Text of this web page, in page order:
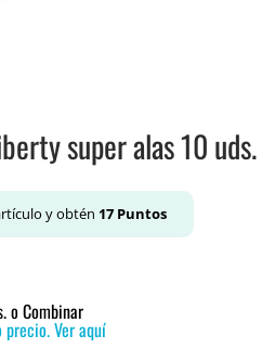
super alas 10 uds.
y obtén 17Puntos
o Combinar
Ver aquí